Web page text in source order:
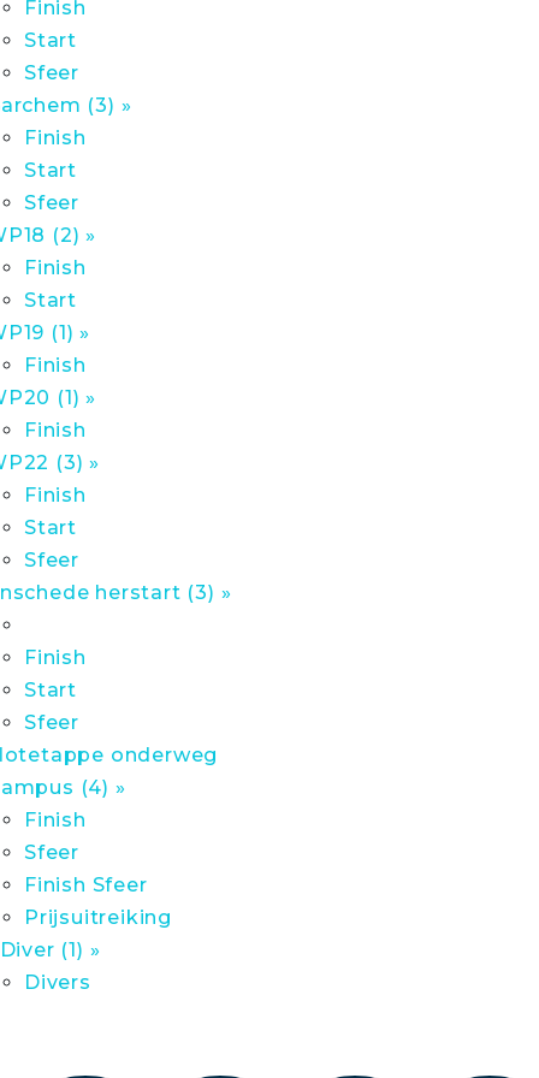
Finish
Start
Sfeer
(3) »
Finish
Start
Sfeer
(2) »
Finish
Start
(1) »
Finish
(1) »
Finish
(3) »
Finish
Start
Sfeer
herstart (3) »
Finish
Start
Sfeer
onderweg
(4) »
Finish
Sfeer
Finish Sfeer
Prijsuitreiking
(1) »
Divers